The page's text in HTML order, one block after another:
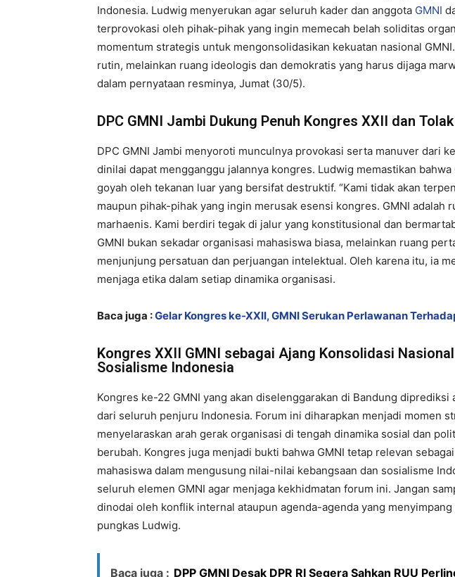
Indonesia. Ludwig menyerukan agar seluruh kader dan anggota GMNI
terprovokasi oleh pihak-pihak yang ingin memecah belah soliditas
momentum strategis untuk mengonsolidasikan kekuatan nasional
rutin, melainkan ruang ideologis dan demokratis yang harus dijaga
dalam pernyataan resminya, Jumat (30/5).
DPC GMNI Jambi Dukung Penuh Kongres XXII dan
DPC GMNI Jambi menyoroti munculnya provokasi serta manuver dari
dinilai dapat mengganggu jalannya kongres. Ludwig memastikan bahwa
goyah oleh tekanan luar yang bersifat destruktif. “Kami tidak akan
maupun pihak-pihak yang ingin merusak esensi kongres. GMNI adalah
marhaenis. Kami berdiri tegak di jalur yang konstitusional dan
GMNI bukan sekadar organisasi mahasiswa biasa, melainkan ruang
menjunjung persatuan dan perjuangan intelektual. Oleh karena itu, ia
menjaga etika dalam setiap dinamika organisasi.
​Baca juga :Gelar Kongres ke-XXII, GMNI Serukan Perlawanan
Kongres XXII GMNI sebagai Ajang Konsolidasi
Sosialisme Indonesia
Kongres ke-22 GMNI yang akan diselenggarakan di Bandung
dari seluruh penjuru Indonesia. Forum ini diharapkan menjadi momen
menyelaraskan arah gerak organisasi di tengah dinamika sosial dan
berubah. Kongres juga menjadi bukti bahwa GMNI tetap relevan
mahasiswa dalam mengusung nilai-nilai kebangsaan dan sosialisme
seluruh elemen GMNI agar menjaga kekhidmatan forum ini. Jangan
dinodai oleh konflik internal ataupun agenda-agenda yang
pungkas Ludwig.
Baca juga : DPP GMNI Desak DPR RI Segera Sahkan RUU